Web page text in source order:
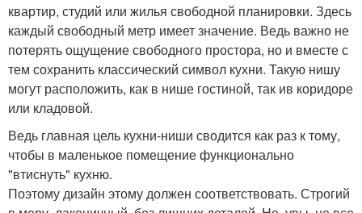
квартир, студий или жилья свободной планировки. Здесь
каждый свободный метр имеет значение. Ведь важно не
потерять ощущение свободного простора, но и вместе с
тем сохранить классический символ кухни. Такую нишу
могут расположить, как в нише гостиной, так ив коридоре
или кладовой.
Ведь главная цель кухни-ниши сводится как раз к тому,
чтобы в маленькое помещение функционально
"втиснуть" кухню.
Поэтому дизайн этому должен соответствовать. Строгий